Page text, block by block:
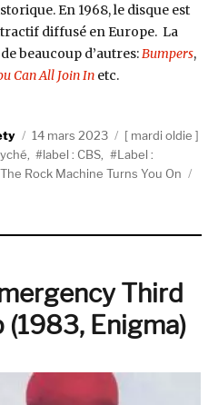
En 1968, le disque est
diffusé en Europe. La
beaucoup d’autres:Bumpers,
Can All Join Inetc.
Rock Machine Turns You On
Publié
le
14 mars 2023 Catégories
mardi oldie
label : CBS
Label :
The Rock Machine Turns You On
Third
(1983, Enigma)